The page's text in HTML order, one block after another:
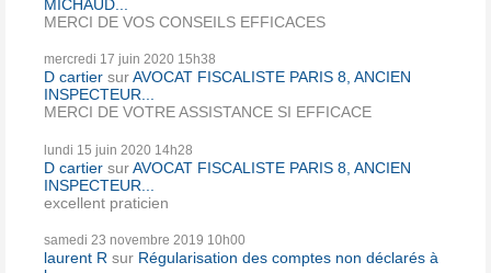
MICHAUD...
MERCI DE VOS CONSEILS EFFICACES
mercredi 17 juin 2020 15h38
D cartier surAVOCAT FISCALISTE PARIS 8, ANCIEN
INSPECTEUR...
MERCI DE VOTRE ASSISTANCE SI EFFICACE
lundi 15 juin 2020 14h28
D cartier surAVOCAT FISCALISTE PARIS 8, ANCIEN
INSPECTEUR...
excellent praticien
samedi 23 novembre 2019 10h00
laurent R sur Régularisation des comptes non déclarés à